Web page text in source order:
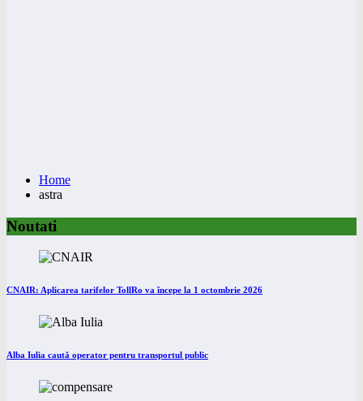
Home
astra
Noutati
CNAIR: Aplicarea tarifelor TollRo va începe la 1 octombrie 2026
Alba Iulia caută operator pentru transportul public